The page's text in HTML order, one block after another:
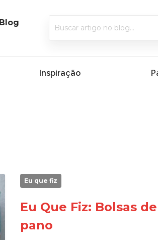
Blog
Inspiração
Eu que fiz
Eu Que Fiz: Bolsas de
pano